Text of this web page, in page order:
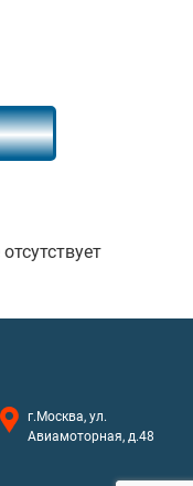
г.Москва, ул.
Авиамоторная, д.48